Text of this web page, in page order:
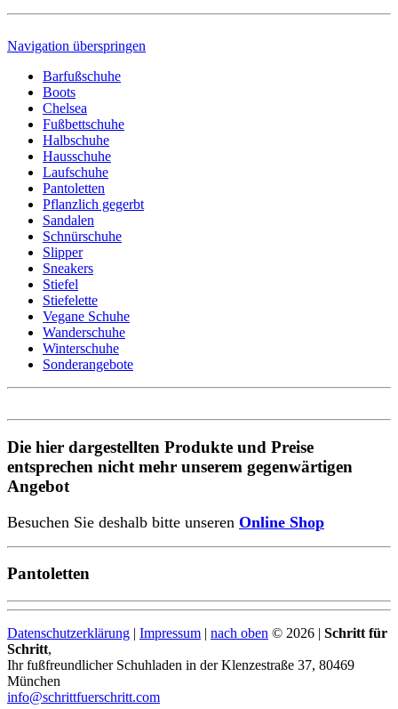
Navigation überspringen
Barfußschuhe
Boots
Chelsea
Fußbettschuhe
Halbschuhe
Hausschuhe
Laufschuhe
Pantoletten
Pflanzlich gegerbt
Sandalen
Schnürschuhe
Slipper
Sneakers
Stiefel
Stiefelette
Vegane Schuhe
Wanderschuhe
Winterschuhe
Sonderangebote
Die hier dargestellten Produkte und Preise
entsprechen nicht mehr unserem gegenwärtigen
Angebot
Besuchen Sie deshalb bitte unseren Online Shop
Pantoletten
Datenschutzerklärung | Impressum | nach oben © 2026 | Schritt für
Schritt,
Ihr fußfreundlicher Schuhladen in der Klenzestraße 37, 80469
München
info@schrittfuerschritt.com